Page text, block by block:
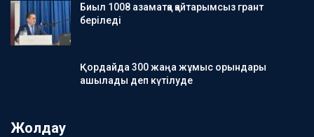
Биыл 1008 азаматқа қайтарымсыз грант
беріледі
Қордайда 300 жаңа жұмыс орындары
ашылады деп күтілуде
Жолдау